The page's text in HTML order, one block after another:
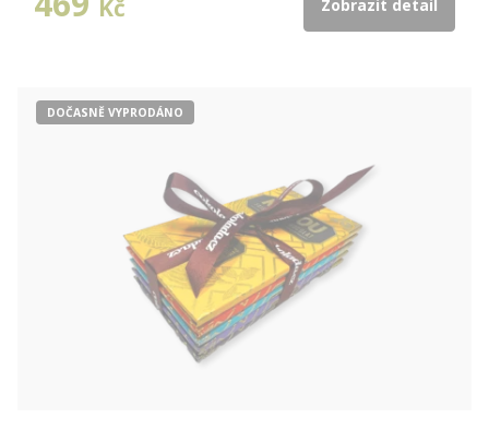
Kč Zobrazit detail
DOČASNĚ VYPRODÁNO